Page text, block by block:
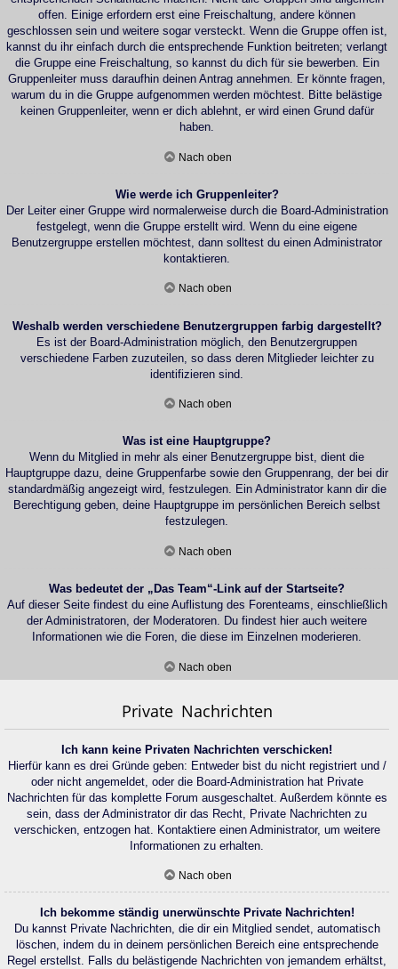
offen. Einige erfordern erst eine Freischaltung, andere können
geschlossen sein und weitere sogar versteckt. Wenn die Gruppe offen ist,
kannst du ihr einfach durch die entsprechende Funktion beitreten; verlangt
die Gruppe eine Freischaltung, so kannst du dich für sie bewerben. Ein
Gruppenleiter muss daraufhin deinen Antrag annehmen. Er könnte fragen,
warum du in die Gruppe aufgenommen werden möchtest. Bitte belästige
keinen Gruppenleiter, wenn er dich ablehnt, er wird einen Grund dafür
haben.
Nach oben
Wie werde ich Gruppenleiter?
Der Leiter einer Gruppe wird normalerweise durch die Board-Administration
festgelegt, wenn die Gruppe erstellt wird. Wenn du eine eigene
Benutzergruppe erstellen möchtest, dann solltest du einen Administrator
kontaktieren.
Nach oben
Weshalb werden verschiedene Benutzergruppen farbig dargestellt?
Es ist der Board-Administration möglich, den Benutzergruppen
verschiedene Farben zuzuteilen, so dass deren Mitglieder leichter zu
identifizieren sind.
Nach oben
Was ist eine Hauptgruppe?
Wenn du Mitglied in mehr als einer Benutzergruppe bist, dient die
Hauptgruppe dazu, deine Gruppenfarbe sowie den Gruppenrang, der bei dir
standardmäßig angezeigt wird, festzulegen. Ein Administrator kann dir die
Berechtigung geben, deine Hauptgruppe im persönlichen Bereich selbst
festzulegen.
Nach oben
Was bedeutet der „Das Team“-Link auf der Startseite?
Auf dieser Seite findest du eine Auflistung des Forenteams, einschließlich
der Administratoren, der Moderatoren. Du findest hier auch weitere
Informationen wie die Foren, die diese im Einzelnen moderieren.
Nach oben
Private Nachrichten
Ich kann keine Privaten Nachrichten verschicken!
Hierfür kann es drei Gründe geben: Entweder bist du nicht registriert und /
oder nicht angemeldet, oder die Board-Administration hat Private
Nachrichten für das komplette Forum ausgeschaltet. Außerdem könnte es
sein, dass der Administrator dir das Recht, Private Nachrichten zu
verschicken, entzogen hat. Kontaktiere einen Administrator, um weitere
Informationen zu erhalten.
Nach oben
Ich bekomme ständig unerwünschte Private Nachrichten!
Du kannst Private Nachrichten, die dir ein Mitglied sendet, automatisch
löschen, indem du in deinem persönlichen Bereich eine entsprechende
Regel erstellst. Falls du belästigende Nachrichten von jemandem erhältst,